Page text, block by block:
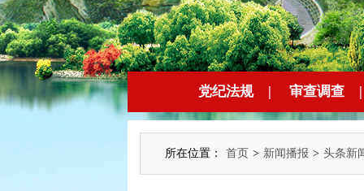
党纪法规 | 审查调查 |
所在位置： 首页 > 新闻播报 > 头条新